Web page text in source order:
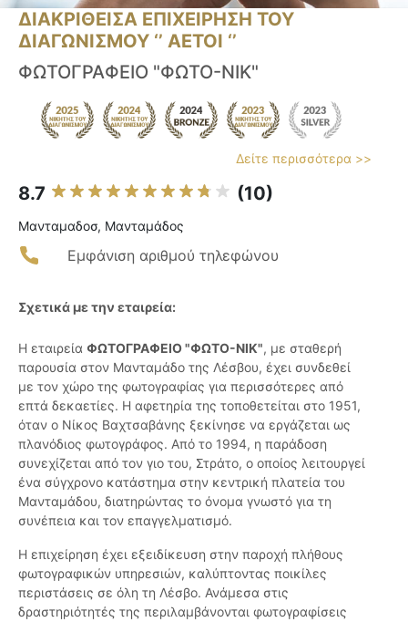
ΔΙΑΚΡΙΘΕΙΣΑ ΕΠΙΧΕΙΡΗΣΗ ΤΟΥ
ΔΙΑΓΩΝΙΣΜΟΥ ‘’ ΑΕΤΟΙ ‘’
ΦΩΤΟΓΡΑΦΕΙΟ "ΦΩΤΟ-ΝΙΚ"
Δείτε περισσότερα >>
8.7 (10)
Μανταμαδοσ, Μανταμάδος
Εμφάνιση αριθμού τηλεφώνου
Σχετικά με την εταιρεία:
Η εταιρεία ΦΩΤΟΓΡΑΦΕΙΟ "ΦΩΤΟ-ΝΙΚ", με σταθερή
παρουσία στον Μανταμάδο της Λέσβου, έχει συνδεθεί
με τον χώρο της φωτογραφίας για περισσότερες από
επτά δεκαετίες. Η αφετηρία της τοποθετείται στο 1951,
όταν ο Νίκος Βαχτσαβάνης ξεκίνησε να εργάζεται ως
πλανόδιος φωτογράφος. Από το 1994, η παράδοση
συνεχίζεται από τον γιο του, Στράτο, ο οποίος λειτουργεί
ένα σύγχρονο κατάστημα στην κεντρική πλατεία του
Μανταμάδου, διατηρώντας το όνομα γνωστό για τη
συνέπεια και τον επαγγελματισμό.
Η επιχείρηση έχει εξειδίκευση στην παροχή πλήθους
φωτογραφικών υπηρεσιών, καλύπτοντας ποικίλες
περιστάσεις σε όλη τη Λέσβο. Ανάμεσα στις
δραστηριότητές της περιλαμβάνονται φωτογραφίσεις